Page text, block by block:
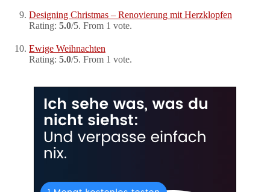
Designing Christmas – Renovierung mit Herzklopfen
Rating: 5.0/5. From 1 vote.
Ewige Weihnachten
Rating: 5.0/5. From 1 vote.